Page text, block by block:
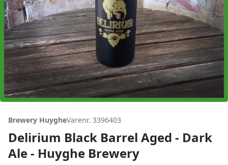
Brewery HuygheVarenr. 3396403
Delirium Black Barrel Aged - Dark
Ale - Huyghe Brewery